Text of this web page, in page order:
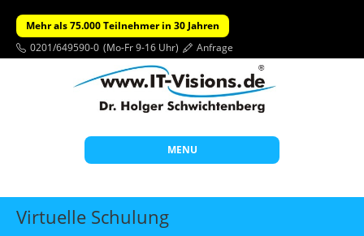
Mehr als 75.000 Teilnehmer in 30 Jahren
0201/649590-0 (Mo-Fr 9-16 Uhr) Anfrage
MENU
Start
Themen
Virtuelle Schulung